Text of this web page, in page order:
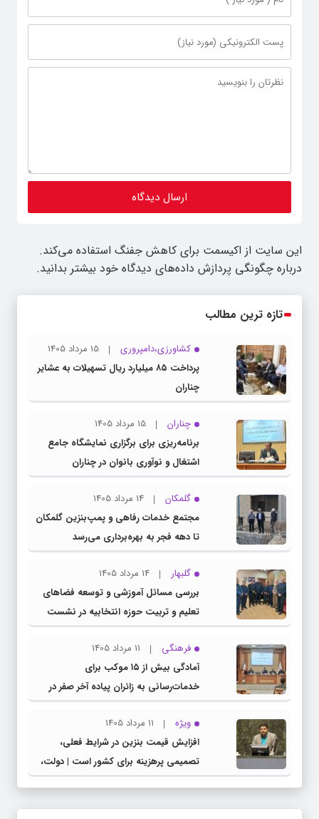
این سایت از اکیسمت برای کاهش جفنگ استفاده می‌کند.
درباره چگونگی پردازش داده‌های دیدگاه خود بیشتر بدانید.
تازه ترین مطالب
کشاورزی،دامپروری
15 مرداد 1405
پرداخت ۸۵ میلیارد ریال تسهیلات به عشایر
چناران
چناران
15 مرداد 1405
برنامه‌ریزی برای برگزاری نمایشگاه جامع
اشتغال و نوآوری بانوان در چناران
گلمکان
14 مرداد 1405
مجتمع خدمات رفاهی و پمپ‌بنزین گلمکان
تا دهه فجر به بهره‌برداری می‌رسد
گلبهار
14 مرداد 1405
بررسی مسائل آموزشی و توسعه فضاهای
تعلیم و تربیت حوزه انتخابیه در نشست
مشترک عضو کمیسیون آموزش مجلس با
مدیرکل آموزش و پرورش خراسان رضوی
فرهنگی
11 مرداد 1405
آمادگی بیش از ۱۵ موکب برای
خدمات‌رسانی به زائران پیاده آخر صفر در
شهرستان چناران
ویژه
11 مرداد 1405
افزایش قیمت بنزین در شرایط فعلی،
تصمیمی پرهزینه برای کشور است | دولت،
قاچاق سوخت و عوامل اصلی ناترازی را